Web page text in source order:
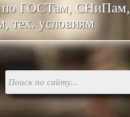
по ГОСТам, СНиПам,
тех. условиям